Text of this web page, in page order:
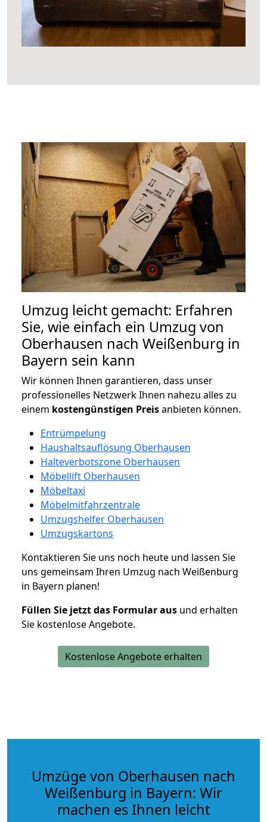
Umzug leicht gemacht: Erfahren
Sie, wie einfach ein Umzug von
Oberhausen nach Weißenburg in
Bayern sein kann
Wir können Ihnen garantieren, dass unser
professionelles Netzwerk Ihnen nahezu alles zu
einem kostengünstigen Preisanbieten können.
Entrümpelung
Haushaltsauflösung Oberhausen
Halteverbotszone Oberhausen
Möbellift Oberhausen
Möbeltaxi
Möbelmitfahrzentrale
Umzugshelfer Oberhausen
Umzugskartons
Kontaktieren Sie uns noch heute und lassen Sie
uns gemeinsam Ihren Umzug nach Weißenburg
in Bayern planen!
Füllen Sie jetzt das Formular aus und erhalten
Sie kostenlose Angebote.
Kostenlose Angebote erhalten
Umzüge von Oberhausen nach
Weißenburg in Bayern: Wir
machen es Ihnen leicht